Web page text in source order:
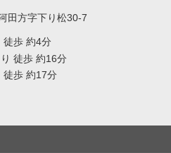
田方字下り松30-7
徒歩 約4分
徒歩 約16分
徒歩 約17分